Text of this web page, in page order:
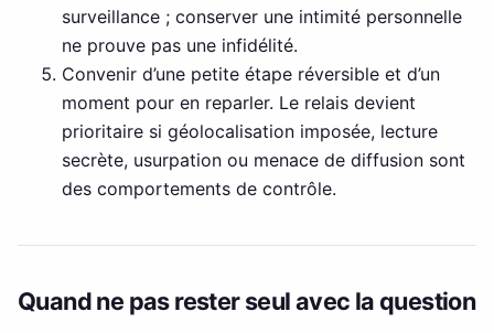
surveillance ; conserver une intimité personnelle
ne prouve pas une infidélité.
Convenir d’une petite étape réversible et d’un
moment pour en reparler. Le relais devient
prioritaire si géolocalisation imposée, lecture
secrète, usurpation ou menace de diffusion sont
des comportements de contrôle.
Quand ne pas rester seul avec la question